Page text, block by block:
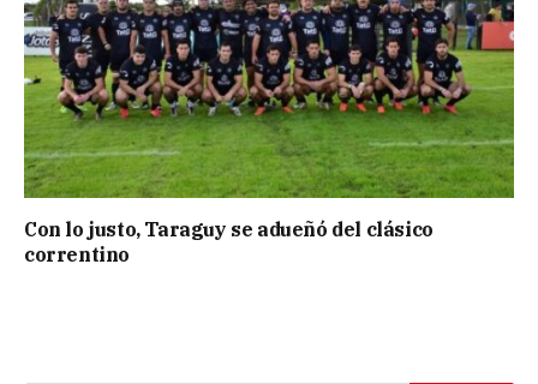
Con lo justo, Taraguy se adueñó del clásico
correntino